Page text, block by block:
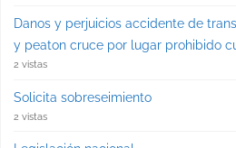
Danos y perjuicios accidente de
y peaton cruce por lugar prohibido
2 vistas
Solicita sobreseimiento
2 vistas